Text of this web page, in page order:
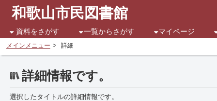
和歌山市民図書館
資料をさがす 一覧からさがす マイページ
メインメニュー 詳細
詳細情報です。
選択したタイトルの詳細情報です。